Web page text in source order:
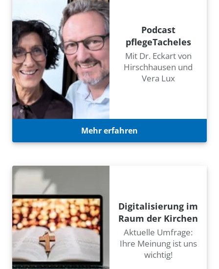
Podcast
pflegeTacheles
Mit Dr. Eckart von
Hirschhausen und
Vera Lux
Mehr erfahren
Digitalisierung im
Raum der Kirchen
Aktuelle Umfrage:
Ihre Meinung ist uns
wichtig!